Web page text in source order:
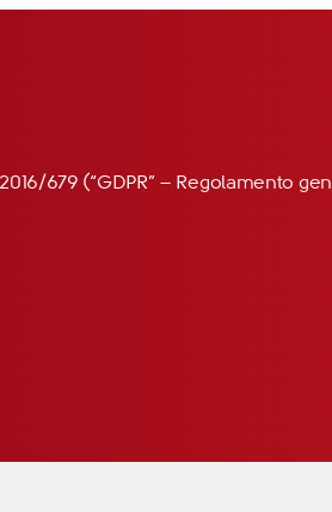
679 (“GDPR” – Regolamento